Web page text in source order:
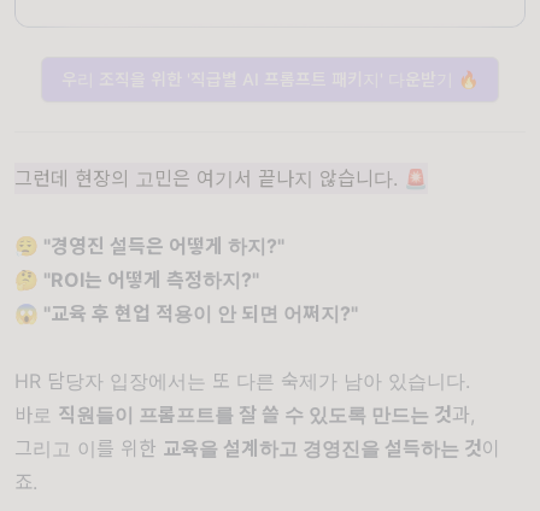
우리 조직을 위한 '직급별 AI 프롬프트 패키지' 다운받기 🔥
그런데 현장의 고민은 여기서 끝나지 않습니다. 🚨
😮‍💨 "경영진 설득은 어떻게 하지?"
🤔 "ROI는 어떻게 측정하지?"
😱 "교육 후 현업 적용이 안 되면 어쩌지?"
HR 담당자 입장에서는 또 다른 숙제가 남아 있습니다.
바로 직원들이 프롬프트를 잘 쓸 수 있도록 만드는 것과,
그리고 이를 위한 교육을 설계하고 경영진을 설득하는 것이
죠.